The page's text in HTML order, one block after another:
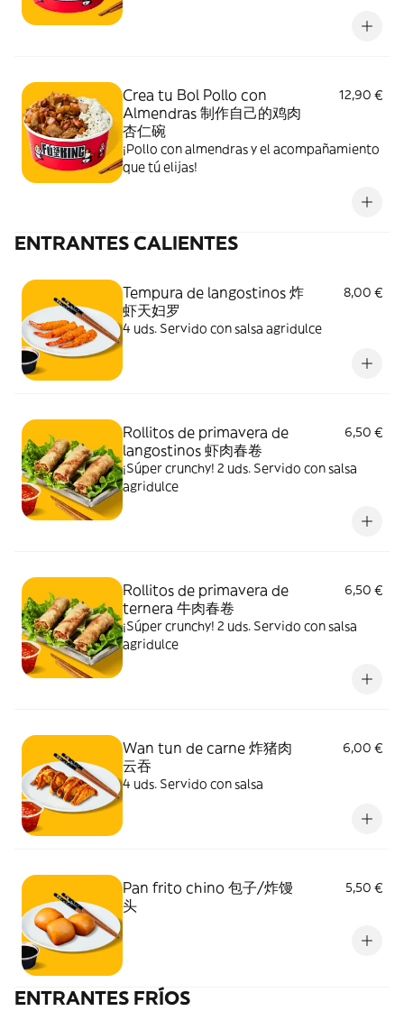
Crea tu Bol Pollo con
Almendras 制作自己的鸡肉
杏仁碗
12,90 €
¡Pollo con almendras y el acompañamiento
que tú elijas!
ENTRANTES CALIENTES
Tempura de langostinos 炸
虾天妇罗
8,00 €
4 uds. Servido con salsa agridulce
Rollitos de primavera de
langostinos 虾肉春卷
6,50 €
¡Súper crunchy! 2 uds. Servido con salsa
agridulce
Rollitos de primavera de
ternera 牛肉春卷
6,50 €
¡Súper crunchy! 2 uds. Servido con salsa
agridulce
Wan tun de carne 炸猪肉
云吞
6,00 €
4 uds. Servido con salsa
Pan frito chino 包子/炸馒
头
5,50 €
ENTRANTES FRÍOS